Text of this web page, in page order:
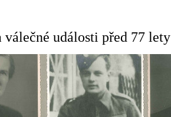
události před 77 lety